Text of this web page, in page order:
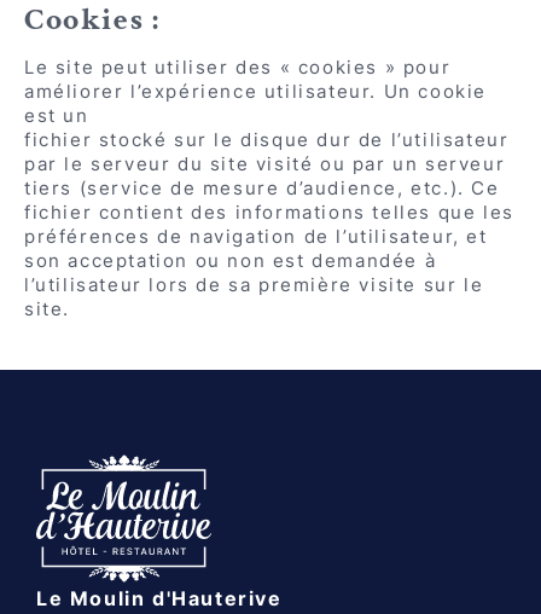
Cookies :
Le site peut utiliser des « cookies » pour
améliorer l’expérience utilisateur. Un cookie
est un
fichier stocké sur le disque dur de l’utilisateur
par le serveur du site visité ou par un serveur
tiers (service de mesure d’audience, etc.). Ce
fichier contient des informations telles que les
préférences de navigation de l’utilisateur, et
son acceptation ou non est demandée à
l’utilisateur lors de sa première visite sur le
site.
Le Moulin d'Hauterive